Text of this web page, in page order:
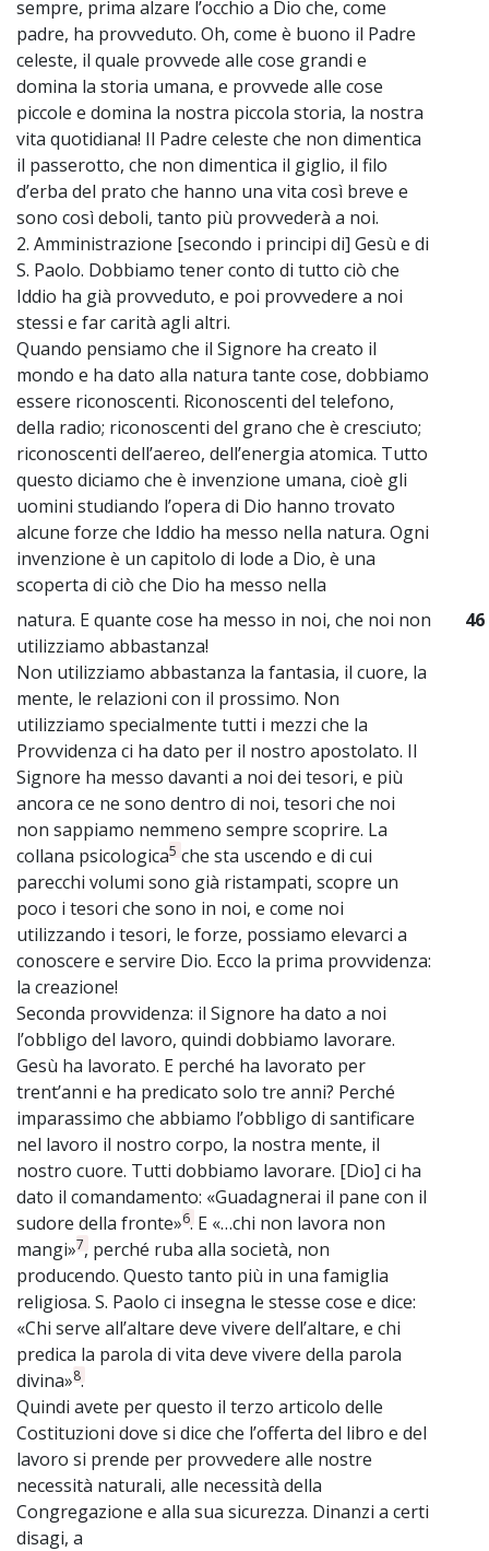
sempre, prima alzare l’occhio a Dio che, come
padre, ha provveduto. Oh, come è buono il Padre
celeste, il quale provvede alle cose grandi e
domina la storia umana, e provvede alle cose
piccole e domina la nostra piccola storia, la nostra
vita quotidiana! Il Padre celeste che non dimentica
il passerotto, che non dimentica il giglio, il filo
d’erba del prato che hanno una vita così breve e
sono così deboli, tanto più provvederà a noi.
2. Amministrazione [secondo i principi di] Gesù e di
S. Paolo. Dobbiamo tener conto di tutto ciò che
Iddio ha già provveduto, e poi provvedere a noi
stessi e far carità agli altri.
Quando pensiamo che il Signore ha creato il
mondo e ha dato alla natura tante cose, dobbiamo
essere riconoscenti. Riconoscenti del telefono,
della radio; riconoscenti del grano che è cresciuto;
riconoscenti dell’aereo, dell’energia atomica. Tutto
questo diciamo che è invenzione umana, cioè gli
uomini studiando l’opera di Dio hanno trovato
alcune forze che Iddio ha messo nella natura. Ogni
invenzione è un capitolo di lode a Dio, è una
scoperta di ciò che Dio ha messo nella
natura. E quante cose ha messo in noi, che noi non
utilizziamo abbastanza!
Non utilizziamo abbastanza la fantasia, il cuore, la
mente, le relazioni con il prossimo. Non
utilizziamo specialmente tutti i mezzi che la
Provvidenza ci ha dato per il nostro apostolato. Il
Signore ha messo davanti a noi dei tesori, e più
ancora ce ne sono dentro di noi, tesori che noi
non sappiamo nemmeno sempre scoprire. La
collana psicologica5 che sta uscendo e di cui
parecchi volumi sono già ristampati, scopre un
poco i tesori che sono in noi, e come noi
utilizzando i tesori, le forze, possiamo elevarci a
conoscere e servire Dio. Ecco la prima provvidenza:
la creazione!
Seconda provvidenza: il Signore ha dato a noi
l’obbligo del lavoro, quindi dobbiamo lavorare.
Gesù ha lavorato. E perché ha lavorato per
trent’anni e ha predicato solo tre anni? Perché
imparassimo che abbiamo l’obbligo di santificare
nel lavoro il nostro corpo, la nostra mente, il
nostro cuore. Tutti dobbiamo lavorare. [Dio] ci ha
dato il comandamento: «Guadagnerai il pane con il
sudore della fronte»6. E «…chi non lavora non
mangi»7, perché ruba alla società, non
producendo. Questo tanto più in una famiglia
religiosa. S. Paolo ci insegna le stesse cose e dice:
«Chi serve all’altare deve vivere dell’altare, e chi
predica la parola di vita deve vivere della parola
divina»8.
Quindi avete per questo il terzo articolo delle
Costituzioni dove si dice che l’offerta del libro e del
lavoro si prende per provvedere alle nostre
necessità naturali, alle necessità della
Congregazione e alla sua sicurezza. Dinanzi a certi
disagi, a
46